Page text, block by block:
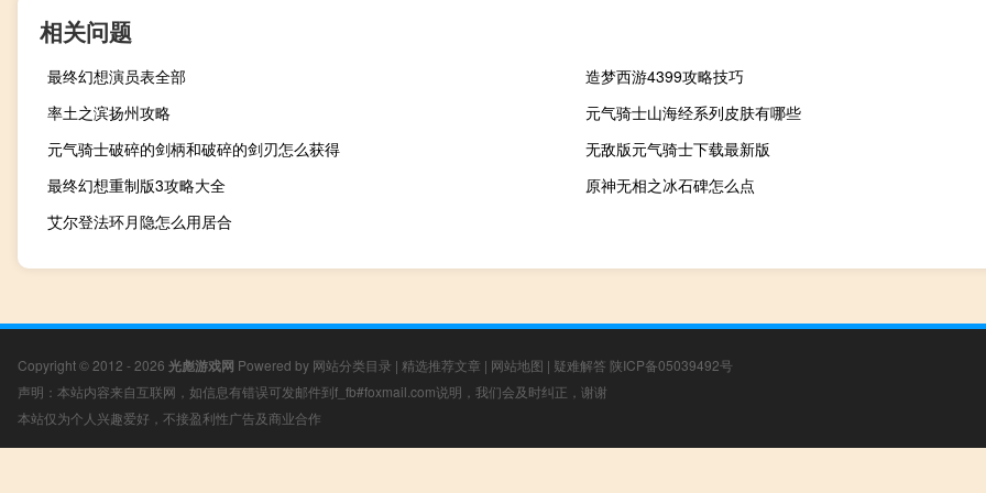
相关问题
最终幻想演员表全部
造梦西游4399攻略技巧
率土之滨扬州攻略
元气骑士山海经系列皮肤有哪些
元气骑士破碎的剑柄和破碎的剑刃怎么获得
无敌版元气骑士下载最新版
最终幻想重制版3攻略大全
原神无相之冰石碑怎么点
艾尔登法环月隐怎么用居合
Copyright © 2012 - 2026 光彪游戏网 Powered by 网站分类目录 | 精选推荐文章 | 网站地图 | 疑难解答 陕ICP备05039492号
声明：本站内容来自互联网，如信息有错误可发邮件到f_fb#foxmail.com说明，我们会及时纠正，谢谢
本站仅为个人兴趣爱好，不接盈利性广告及商业合作